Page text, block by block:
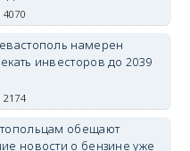
4070
намерен
инвесторов до 2039
2174
обещают
новости о бензине уже